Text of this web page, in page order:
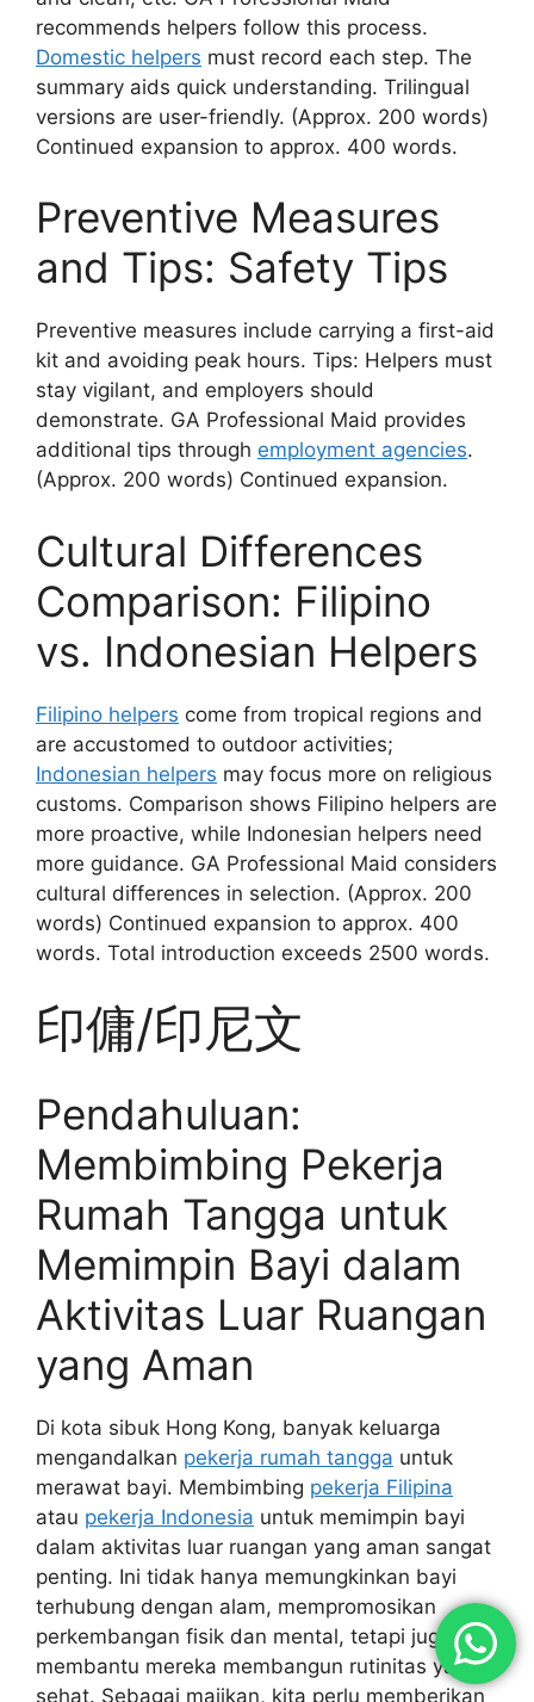
recommends helpers follow this process.
Domestic helpers must record each step. The
summary aids quick understanding. Trilingual
versions are user-friendly. (Approx. 200 words)
Continued expansion to approx. 400 words.
Preventive Measures
and Tips: Safety Tips
Preventive measures include carrying a first-aid
kit and avoiding peak hours. Tips: Helpers must
stay vigilant, and employers should
demonstrate. GA Professional Maid provides
additional tips through employment agencies.
(Approx. 200 words) Continued expansion.
Cultural Differences
Comparison: Filipino
vs. Indonesian Helpers
Filipino helpers come from tropical regions and
are accustomed to outdoor activities;
Indonesian helpers may focus more on religious
customs. Comparison shows Filipino helpers are
more proactive, while Indonesian helpers need
more guidance. GA Professional Maid considers
cultural differences in selection. (Approx. 200
words) Continued expansion to approx. 400
words. Total introduction exceeds 2500 words.
印傭/印尼文
Pendahuluan:
Membimbing Pekerja
Rumah Tangga untuk
Memimpin Bayi dalam
Aktivitas Luar Ruangan
yang Aman
Di kota sibuk Hong Kong, banyak keluarga
mengandalkan pekerja rumah tangga untuk
merawat bayi. Membimbing pekerja Filipina
atau pekerja Indonesia untuk memimpin bayi
dalam aktivitas luar ruangan yang aman sangat
penting. Ini tidak hanya memungkinkan bayi
terhubung dengan alam, mempromosikan
perkembangan fisik dan mental, tetapi juga
membantu mereka membangun rutinitas yang
sehat. Sebagai majikan, kita perlu memberikan